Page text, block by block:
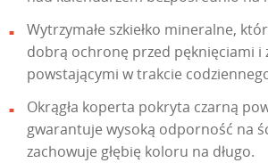
Wytrzymałe szkiełko mineralne,
dobrą ochronę przed pęknięciami i
powstającymi w trakcie
Okrągła koperta pokryta czarną
gwarantuje wysoką odporność na
zachowuje głębię koloru na długo.